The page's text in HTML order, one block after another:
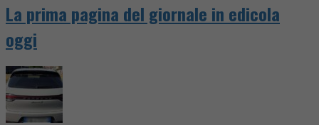
La prima pagina del giornale in edicola
oggi